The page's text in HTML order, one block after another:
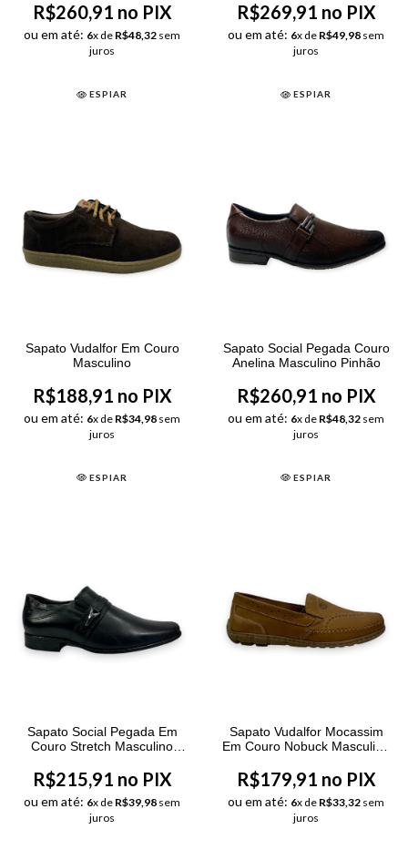
R$260,91 no PIX
ou em até: 6x de R$48,32 sem
juros
ESPIAR
R$269,91 no PIX
ou em até: 6x de R$49,98 sem
juros
ESPIAR
Sapato Vudalfor Em Couro
Masculino
R$188,91 no PIX
ou em até: 6x de R$34,98 sem
juros
ESPIAR
Sapato Social Pegada Couro
Anelina Masculino Pinhão
R$260,91 no PIX
ou em até: 6x de R$48,32 sem
juros
ESPIAR
Sapato Social Pegada Em
Couro Stretch Masculino
R$215,91 no PIX
ou em até: 6x de R$39,98 sem
juros
Sapato Vudalfor Mocassim
Em Couro Nobuck Masculino
R$179,91 no PIX
ou em até: 6x de R$33,32 sem
juros